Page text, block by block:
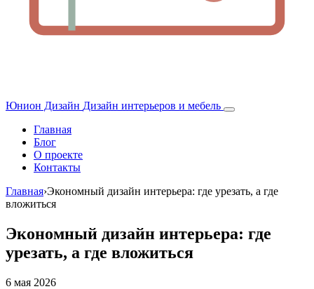
Юнион Дизайн Дизайн интерьеров и мебель
Главная
Блог
О проекте
Контакты
Главная›Экономный дизайн интерьера: где урезать, а где
вложиться
Экономный дизайн интерьера: где
урезать, а где вложиться
6 мая 2026